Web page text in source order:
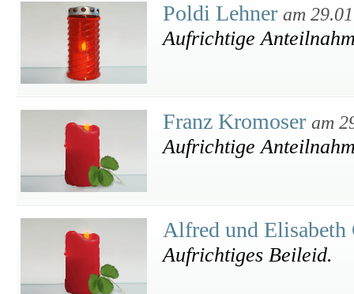
Poldi Lehner am
Aufrichtige
Franz Kromoser am
Aufrichtige
Alfred und Elisabeth
Aufrichtiges Beileid.